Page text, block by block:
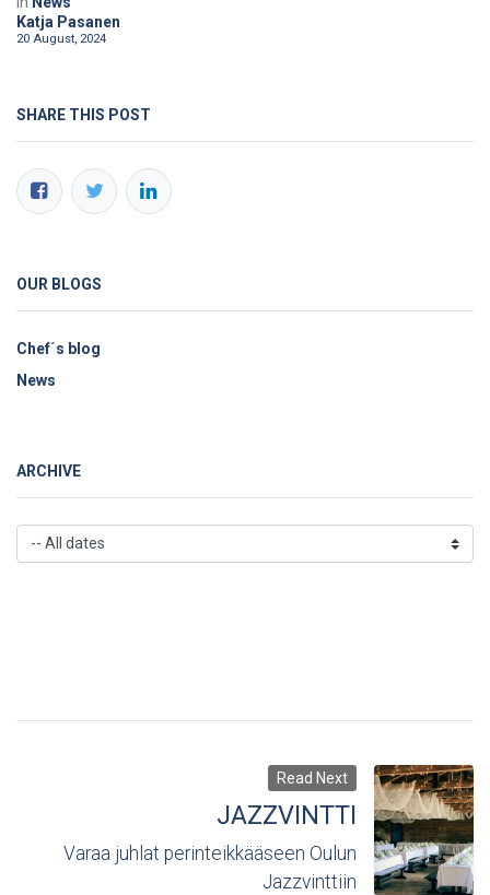
Katja Pasanen
20 August, 2024
SHARE THIS POST
OUR BLOGS
Chef´s blog
News
ARCHIVE
Read Next
JAZZVINTTI
Varaa juhlat perinteikkääseen Oulun
Jazzvinttiin